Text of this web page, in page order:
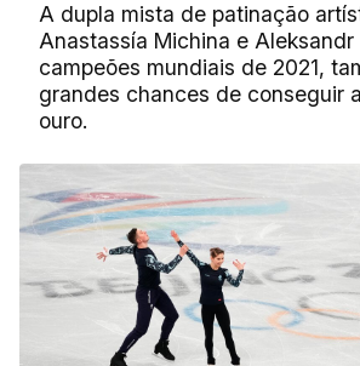
A dupla mista de patinação
Anastassía Michina e Aleksandr
campeões mundiais de 2021,
grandes chances de conseguir
ouro.